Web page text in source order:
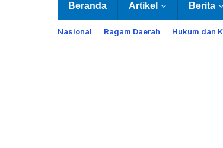
Beranda Artikel Berita
Nasional Ragam Daerah Hukum dan